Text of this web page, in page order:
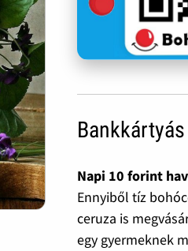
Napi 10 forint
Ennyiből tíz
ceruza is
egy gyermeknek